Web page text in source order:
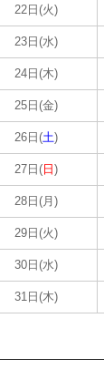
22日(火)
23日(水)
24日(木)
25日(金)
26日(土)
27日(日 )
28日(月)
29日(火)
30日(水)
31日(木)